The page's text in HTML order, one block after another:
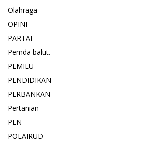
Olahraga
OPINI
PARTAI
Pemda balut.
PEMILU
PENDIDIKAN
PERBANKAN
Pertanian
PLN
POLAIRUD